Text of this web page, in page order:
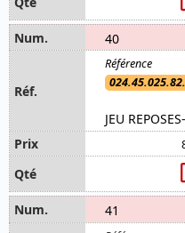
40
JEU
41